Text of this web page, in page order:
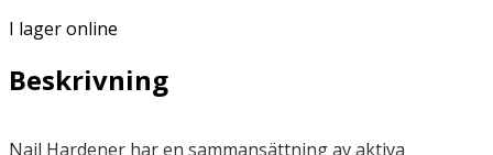
I lager online
Beskrivning
Nail Hardener har en sammansättning av aktiva